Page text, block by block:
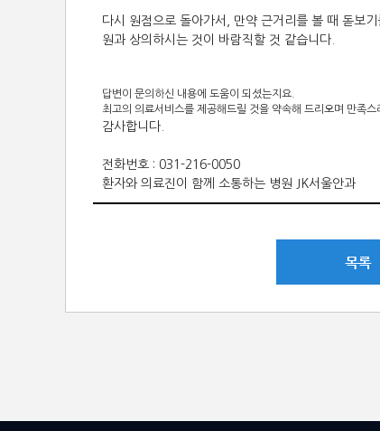
다시 원점으로 돌아가서, 만약 근거리를 볼 때 돋보
원과 상의하시는 것이 바람직할 것 같습니다.
답변이 문의하신 내용에 도움이 되셨는지요
최고의 의료서비스를 제공해드릴 것을 약속해 드리오며 만족스
감사합니다.
전화번호 : 031-216-0050
환자와 의료진이 함께 소통하는 병원 JK서울안과